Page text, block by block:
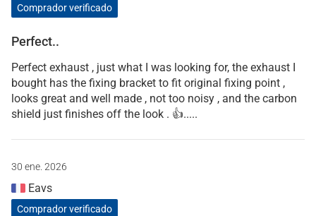
Comprador verificado
Perfect..
Perfect exhaust , just what I was looking for, the exhaust I
bought has the fixing bracket to fit original fixing point ,
looks great and well made , not too noisy , and the carbon
shield just finishes off the look . 👍.....
30 ene. 2026
Eavs
Comprador verificado